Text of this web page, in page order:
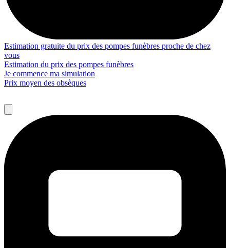
Estimation gratuite du prix des pompes funèbres proche de chez
vous
Estimation du prix des pompes funèbres
Je commence ma simulation
Prix moyen des obsèques